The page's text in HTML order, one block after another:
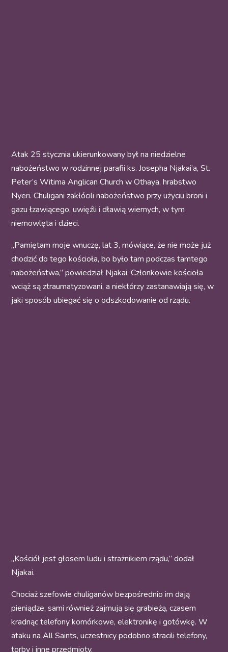
Atak 25 stycznia ukierunkowany był na niedzielne
nabożeństwo w rodzinnej parafii ks. Josepha Njakai’a, St.
Peter’s Witima Anglican Church w Othaya, hrabstwo
Nyeri. Chuligani zakłócili nabożeństwo przy użyciu broni i
gazu łzawiącego, uwięźli i dławią wiernych, w tym
niemowlęta i dzieci.
„Pamiętam moje wnuczę, lat 3, mówiące, że nie może już
chodzić do tego kościoła, bo było tam podczas tamtego
nabożeństwa,” powiedział Njakai. Członkowie kościoła
wciąż są ztraumatyzowani, a niektórzy zastanawiają się, w
jaki sposób ubiegać się o odszkodowanie od rządu.
„Kościół jest głosem ludu i strażnikiem rządu,” dodał
Njakai.
Chociaż szefowie chuliganów bezpośrednio im dają
pieniądze, sami również zajmują się grabieżą, czasem
kradnąc telefony komórkowe, elektronikę i gotówkę. W
ataku na All Saints, uczestnicy podobno stracili telefony,
torby i inne przedmioty.